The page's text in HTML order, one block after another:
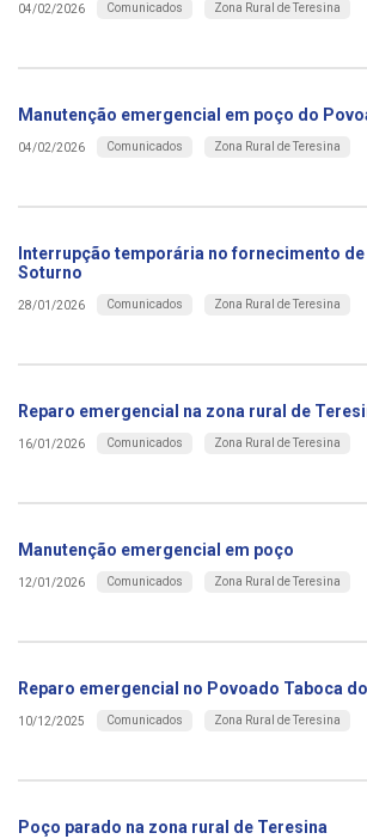
04/02/2026 Comunicados Zona Rural de Teresina
Manutenção emergencial em poço do
04/02/2026 Comunicados Zona Rural de Teresina
Interrupção temporária no fornecimento
Soturno
28/01/2026 Comunicados Zona Rural de Teresina
Reparo emergencial na zona rural de
16/01/2026 Comunicados Zona Rural de Teresina
Manutenção emergencial em poço
12/01/2026 Comunicados Zona Rural de Teresina
Reparo emergencial no Povoado Taboca
10/12/2025 Comunicados Zona Rural de Teresina
Poço parado na zona rural de Teresina